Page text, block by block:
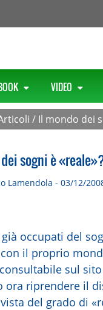
VIDEO
/ Il mondo dei
sogni è
Lamendola - 03/12/
occupati del
il proprio
sul
ora riprendere il
del grado di